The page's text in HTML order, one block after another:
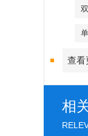
查看
相